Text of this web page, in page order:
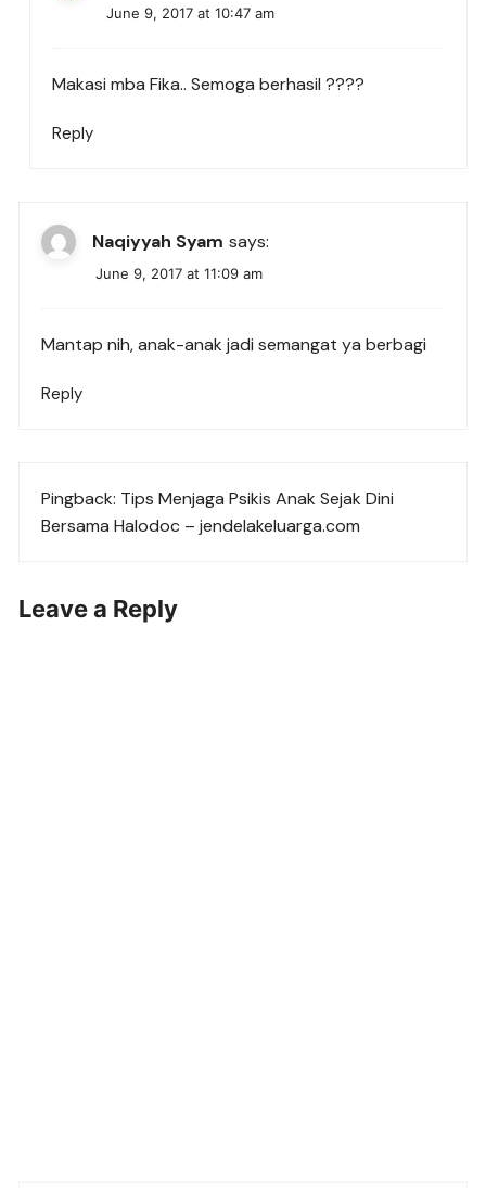
June 9, 2017 at 10:47 am
Makasi mba Fika.. Semoga berhasil ????
Reply
Naqiyyah Syam says:
June 9, 2017 at 11:09 am
Mantap nih, anak-anak jadi semangat ya berbagi
Reply
Pingback: Tips Menjaga Psikis Anak Sejak Dini
Bersama Halodoc – jendelakeluarga.com
Leave a Reply